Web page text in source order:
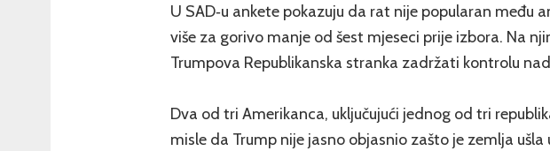
U SAD‑u ankete pokazuju da rat nije popularan među
više za gorivo manje od šest mjeseci prije izbora. Na
Trumpova Republikanska stranka zadržati kontrolu
Dva od tri Amerikanca, uključujući jednog od tri
misle da Trump nije jasno objasnio zašto je zemlja